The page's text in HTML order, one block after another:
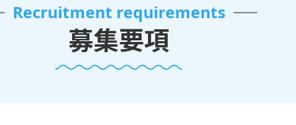
Recruitment requirements
募集要項